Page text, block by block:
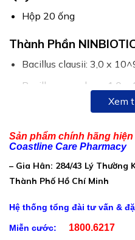
Hộp 20 ống
Thành Phần
Bacillus clausii: 3,0 x
Bacillus coagulans: 1,0 x
Bacillus subtilis: 1,0 x
Phụ liệu: Nước tinh khiết
Công Dụng NINBIOTIC:
Hỗ trợ bổ sung lợi khuẩn
khuẩn đường ruột
Xem
Sản phẩm chính hãng
Coastline Care Pharmacy
– Gia Hân: 284/43 Lý Thường
Thành Phố Hồ Chí Minh
Hệ thống tổng đài tư vấn &
Miễn cước: 1800.6217